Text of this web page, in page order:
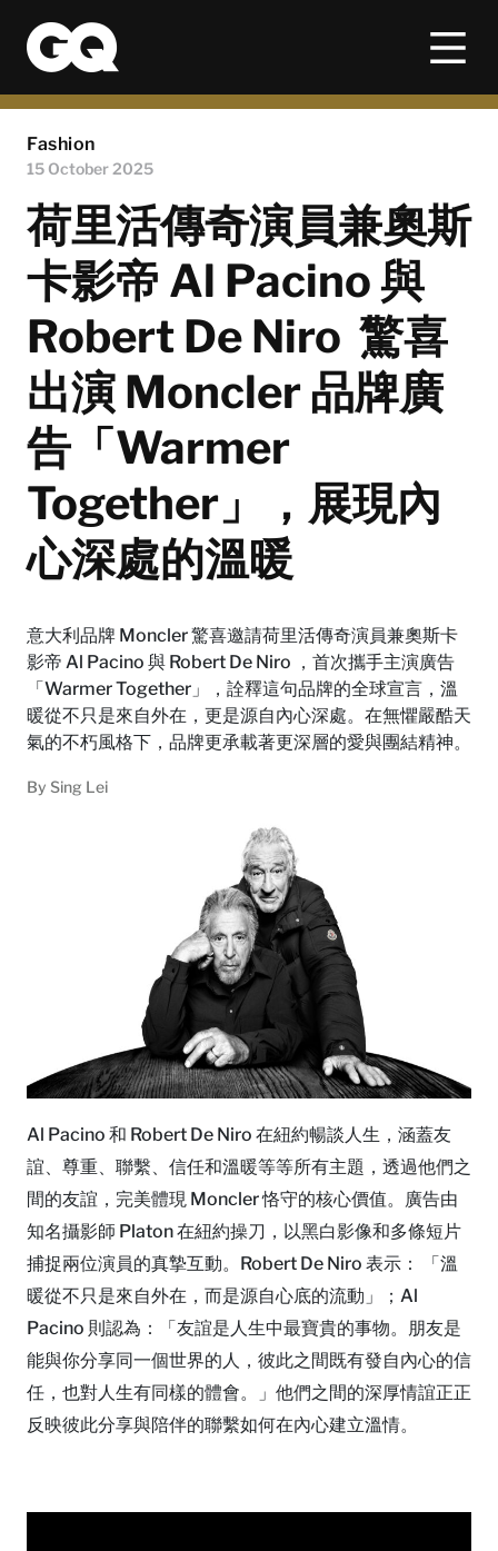
Fashion
15 October 2025
荷里活傳奇演員兼奧斯
卡影帝 Al Pacino 與
Robert De Niro 驚喜
出演 Moncler 品牌廣
告「Warmer
Together」，展現內
心深處的溫暖
意大利品牌 Moncler 驚喜邀請荷里活傳奇演員兼奧斯卡
影帝 Al Pacino 與 Robert De Niro ，首次攜手主演廣告
「Warmer Together」，詮釋這句品牌的全球宣言，溫
暖從不只是來自外在，更是源自內心深處。在無懼嚴酷天
氣的不朽風格下，品牌更承載著更深層的愛與團結精神。
By Sing Lei
Al Pacino 和 Robert De Niro 在紐約暢談人生，涵蓋友
誼、尊重、聯繫、信任和溫暖等等所有主題，透過他們之
間的友誼，完美體現 Moncler 恪守的核心價值。廣告由
知名攝影師 Platon 在紐約操刀，以黑白影像和多條短片
捕捉兩位演員的真摯互動。Robert De Niro 表示： 「溫
暖從不只是來自外在，而是源自心底的流動」；Al
Pacino 則認為：「友誼是人生中最寶貴的事物。朋友是
能與你分享同一個世界的人，彼此之間既有發自內心的信
任，也對人生有同樣的體會。」他們之間的深厚情誼正正
反映彼此分享與陪伴的聯繫如何在內心建立溫情。